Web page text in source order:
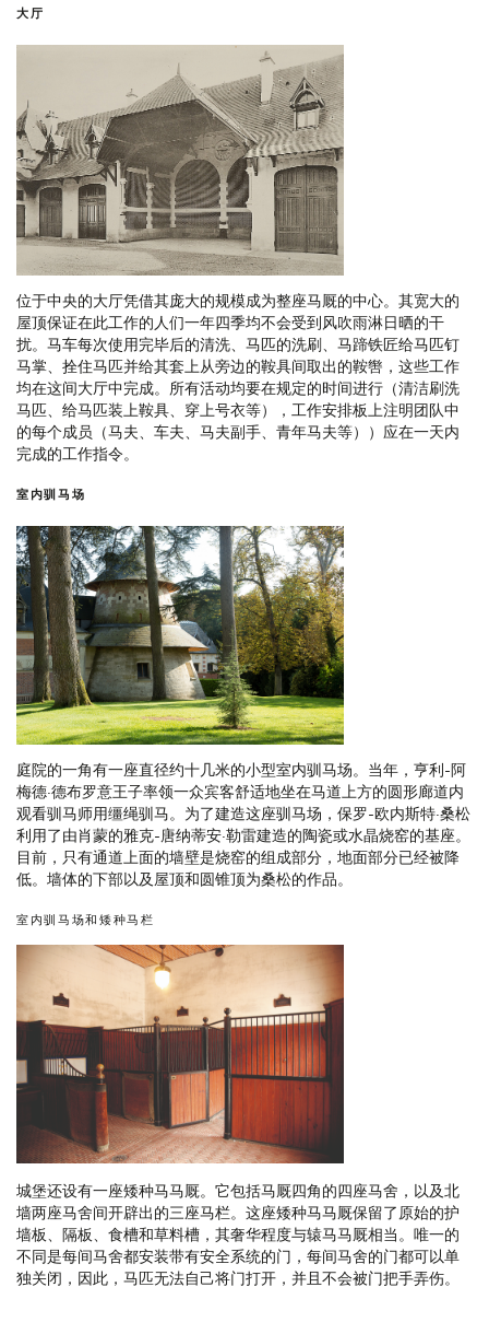
大厅
位于中央的大厅凭借其庞大的规模成为整座马厩的中心。其宽大的
屋顶保证在此工作的人们一年四季均不会受到风吹雨淋日晒的干
扰。马车每次使用完毕后的清洗、马匹的洗刷、马蹄铁匠给马匹钉
马掌、拴住马匹并给其套上从旁边的鞍具间取出的鞍辔，这些工作
均在这间大厅中完成。所有活动均要在规定的时间进行（清洁刷洗
马匹、给马匹装上鞍具、穿上号衣等），工作安排板上注明团队中
的每个成员（马夫、车夫、马夫副手、青年马夫等））应在一天内
完成的工作指令。
室内驯马场
庭院的一角有一座直径约十几米的小型室内驯马场。当年，亨利-阿
梅德·德布罗意王子率领一众宾客舒适地坐在马道上方的圆形廊道内
观看驯马师用缰绳驯马。为了建造这座驯马场，保罗-欧内斯特·桑松
利用了由肖蒙的雅克-唐纳蒂安·勒雷建造的陶瓷或水晶烧窑的基座。
目前，只有通道上面的墙壁是烧窑的组成部分，地面部分已经被降
低。墙体的下部以及屋顶和圆锥顶为桑松的作品。
室内驯马场和矮种马栏
城堡还设有一座矮种马马厩。它包括马厩四角的四座马舍，以及北
墙两座马舍间开辟出的三座马栏。这座矮种马马厩保留了原始的护
墙板、隔板、食槽和草料槽，其奢华程度与辕马马厩相当。唯一的
不同是每间马舍都安装带有安全系统的门，每间马舍的门都可以单
独关闭，因此，马匹无法自己将门打开，并且不会被门把手弄伤。